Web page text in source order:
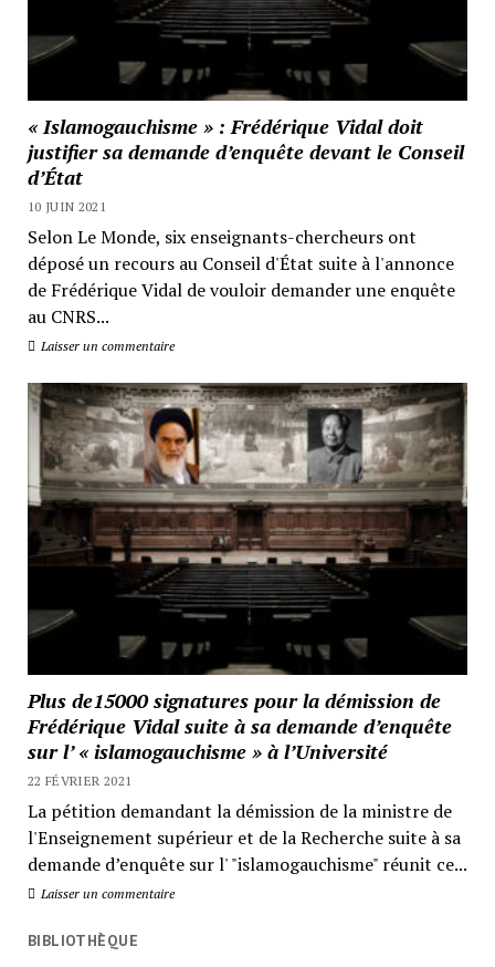
« Islamogauchisme » : Frédérique Vidal doit
justifier sa demande d’enquête devant le Conseil
d’État
10 JUIN 2021
Selon Le Monde, six enseignants-chercheurs ont
déposé un recours au Conseil d'État suite à l'annonce
de Frédérique Vidal de vouloir demander une enquête
au CNRS...
Laisser un commentaire
Plus de15000 signatures pour la démission de
Frédérique Vidal suite à sa demande d’enquête
sur l’ « islamogauchisme » à l’Université
22 FÉVRIER 2021
La pétition demandant la démission de la ministre de
l'Enseignement supérieur et de la Recherche suite à sa
demande d’enquête sur l' "islamogauchisme" réunit ce...
Laisser un commentaire
BIBLIOTHÈQUE